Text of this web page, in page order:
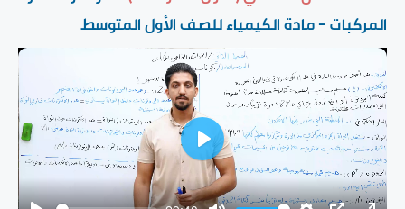
المركبات - مادة الكيمياء للصف الأول المتوسط
Play